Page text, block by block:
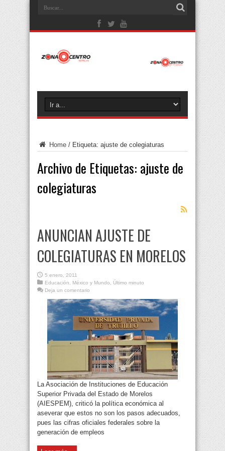
Home / Etiqueta: ajuste de colegiaturas
Archivo de Etiquetas: ajuste de
colegiaturas
ANUNCIAN AJUSTE DE
COLEGIATURAS EN MORELOS
5 enero, 2011
Educación, México y Mundo, Último minuto
Deja un comentario
La Asociación de Instituciones de Educación
Superior Privada del Estado de Morelos
(AIESPEM), criticó la política económica al
aseverar que estos no son los pasos adecuados,
pues las cifras oficiales federales sobre la
generación de empleos